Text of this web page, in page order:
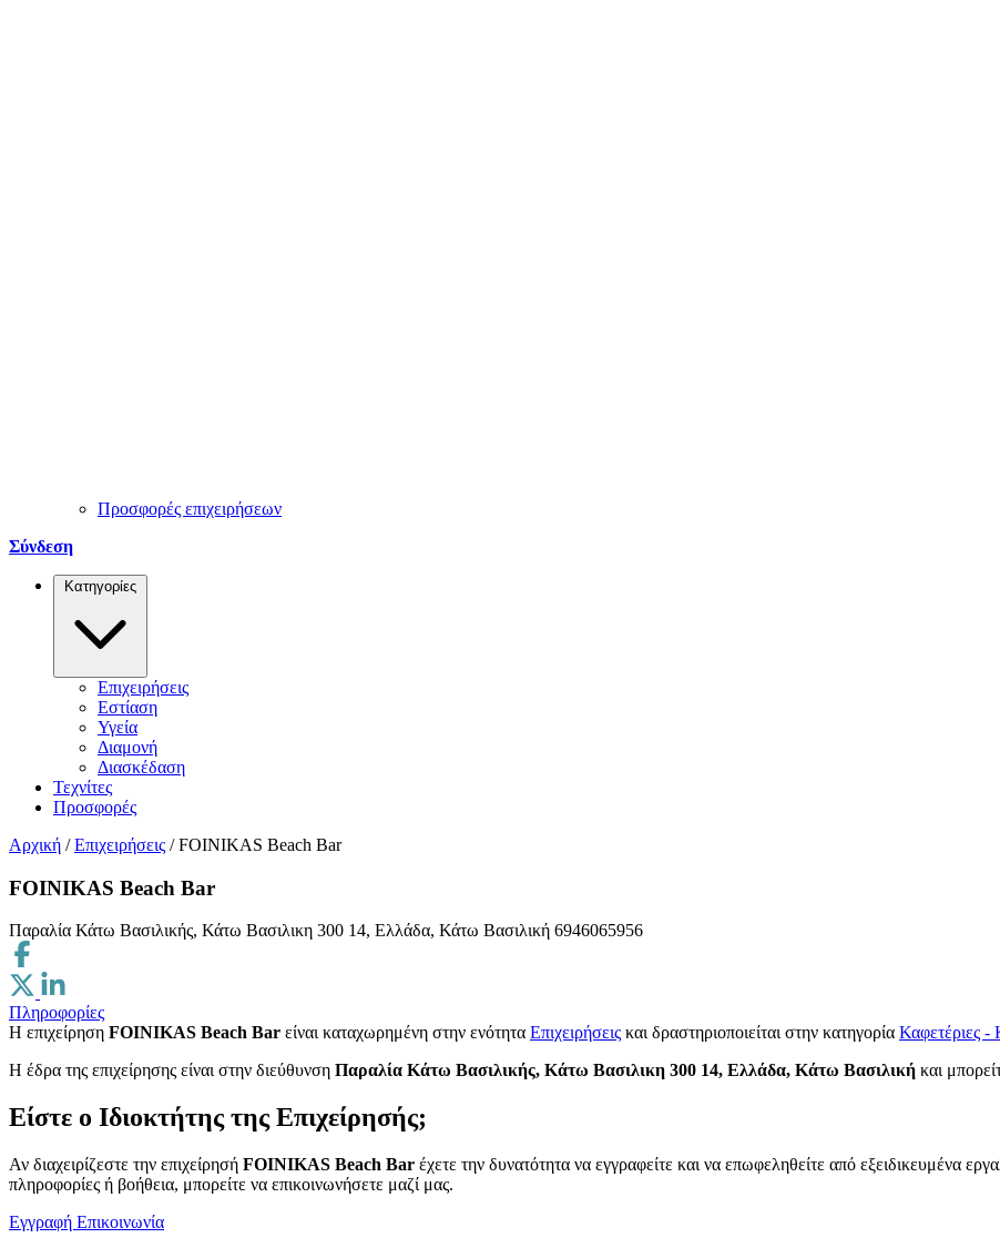
Προσφορές επιχειρήσεων
Σύνδεση
Κατηγορίες
Επιχειρήσεις
Εστίαση
Υγεία
Διαμονή
Διασκέδαση
Τεχνίτες
Προσφορές
Αρχική / Επιχειρήσεις / FOINIKAS Beach Bar
FOINIKAS Beach Bar
Παραλία Κάτω Βασιλικής, Κάτω Βασιλικη 300 14, Ελλάδα, Κάτω Βασιλική 6946065956
Πληροφορίες
Η επιχείρηση FOINIKAS Beach Bar είναι καταχωρημένη στην ενότητα Επιχειρήσεις και δραστηριοποιείται στην κατηγορία Καφετέριες -
H έδρα της επιχείρησης είναι στην διεύθυνση Παραλία Κάτω Βασιλικής, Κάτω Βασιλικη 300 14, Ελλάδα, Κάτω Βασιλική και
Είστε ο Ιδιοκτήτης της Επιχείρησής;
Αν διαχειρίζεστε την επιχείρησή FOINIKAS Beach Bar έχετε την δυνατότητα να εγγραφείτε και να επωφεληθείτε από εξειδικευμένα
πληροφορίες ή βοήθεια, μπορείτε να επικοινωνήσετε μαζί μας.
Εγγραφή Επικοινωνία